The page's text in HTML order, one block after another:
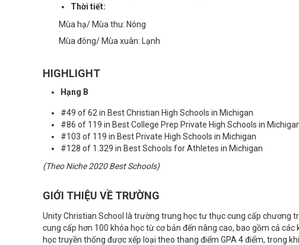
Thời tiết:
Mùa hạ/ Mùa thu: Nóng
Mùa đông/ Mùa xuân: Lạnh
HIGHLIGHT
Hạng B
#49 of 62 in Best Christian High Schools in Michigan
#86 of 119 in Best College Prep Private High Schools in
#103 of 119 in Best Private High Schools in Michigan
#128 of 1.329 in Best Schools for Athletes in Michigan
(Theo Niche 2020 Best Schools)
GIỚI THIỆU VỀ TRƯỜNG
Unity Christian School là trường trung học tư thục cung cấp chương
cung cấp hơn 100 khóa học từ cơ bản đến nâng cao, bao gồm cả
học truyền thống được xếp loại theo thang điểm GPA 4 điểm, trong